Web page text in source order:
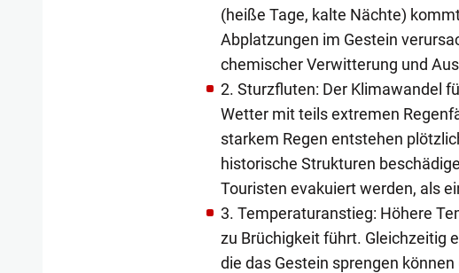
(heiße Tage, kalte Nächte)
Abplatzungen im Gestein
chemischer Verwitterung und
2. Sturzfluten: Der Klimawandel
Wetter mit teils extremen
starkem Regen entstehen
historische Strukturen
Touristen evakuiert werden, als
3. Temperaturanstieg: Höhere
zu Brüchigkeit führt. Gleichzeitig
die das Gestein sprengen